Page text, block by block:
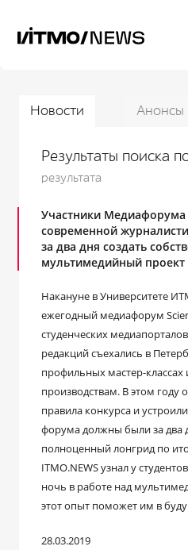
Новости Анонсы
Результаты поиска
результата
Участники
современной
за два дня создать
мультимедийный проект
Накануне в Университете
ежегодный медиафорум
студенческих
редакций съехались в
профильных мастер-классах
производствам. В этом году
правила конкурса и
форума должны были за два
полноценный лонгрид по
ITMO.NEWS узнал у
ночь в работе над
этот опыт поможет им в
28.03.2019